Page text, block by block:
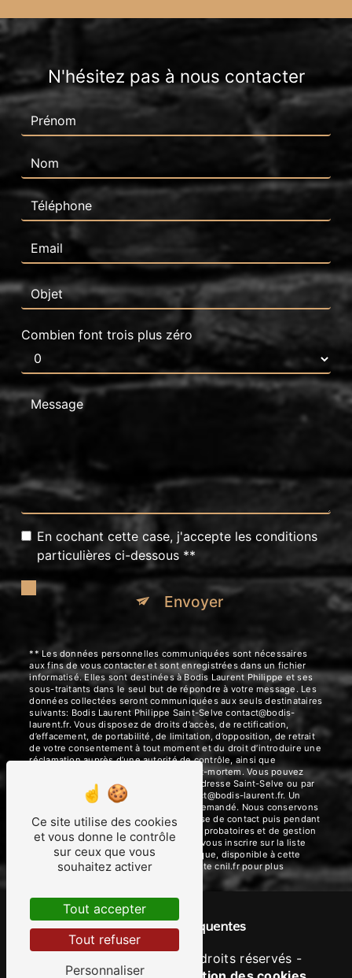
N'hésitez pas à nous contacter
Combien font trois plus zéro
En cochant cette case, j'accepte les conditions
particulières ci-dessous **
Envoyer
** Les données personnelles communiquées sont nécessaires
aux fins de vous contacter et sont enregistrées dans un fichier
informatisé. Elles sont destinées à Bodis Laurent Philippe et ses
sous-traitants dans le seul but de répondre à votre message. Les
données collectées seront communiquées aux seuls destinataires
suivants: Bodis Laurent Philippe Saint-Selve contact@bodis-
laurent.fr. Vous disposez de droits d’accès, de rectification,
d’effacement, de portabilité, de limitation, d’opposition, de retrait
de votre consentement à tout moment et du droit d’introduire une
réclamation auprès d’une autorité de contrôle, ainsi que
d’organiser le sort de vos données post-mortem. Vous pouvez
exercer ces droits par voie postale à l'adresse Saint-Selve ou par
courrier électronique à l'adresse contact@bodis-laurent.fr. Un
justificatif d'identité pourra vous être demandé. Nous conservons
vos données pendant la période de prise de contact puis pendant
la durée de prescription légale aux fins probatoires et de gestion
des contentieux. Vous avez le droit de vous inscrire sur la liste
d'opposition au démarchage téléphonique, disponible à cette
adresse: Bloctel.gouv.fr. Consultez le site cnil.fr pour plus
Recherches fréquentes
- 2026 - Tous droits réservés -
Ce site utilise des cookies
et vous donne le contrôle
sur ceux que vous
souhaitez activer
Tout accepter
Tout refuser
Personnaliser